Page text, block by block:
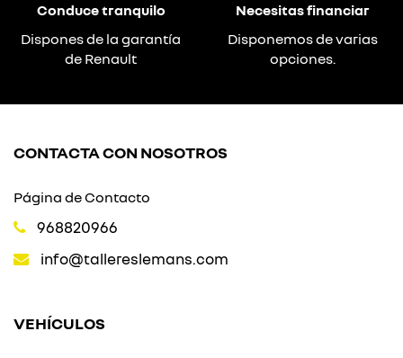
Conduce tranquilo
Dispones de la garantía
de Renault
Necesitas financiar
Disponemos de varias
opciones.
CONTACTA CON NOSOTROS
Página de Contacto
968820966
info@tallereslemans.com
VEHÍCULOS